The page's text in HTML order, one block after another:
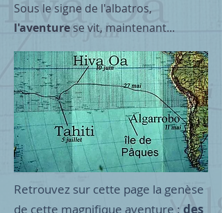
Sous le signe de l'albatros,
l'aventure se vit, maintenant...
Retrouvez sur cette page la genèse
de cette magnifique aventure : des